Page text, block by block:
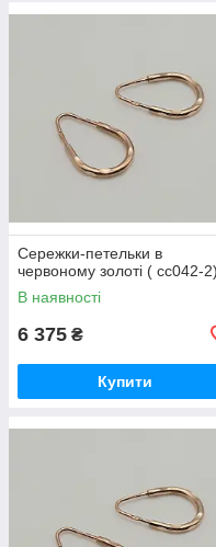
Сережки-петельки в
червоному золоті ( сс042-2)
В наявності
6 375 ₴
Купити